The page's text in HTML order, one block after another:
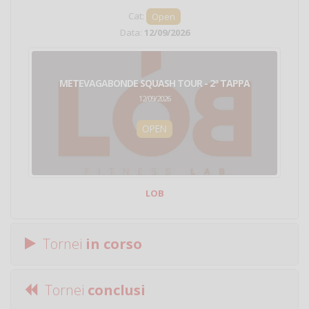
Cat:
Open
Data: 12/09/2026
METEVAGABONDE SQUASH TOUR - 2ª TAPPA
12/09/2026
OPEN
LOB
Tornei in corso
Tornei conclusi